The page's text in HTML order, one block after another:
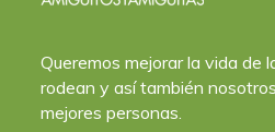
Queremos mejorar la vida de
rodean y así también
mejores personas.